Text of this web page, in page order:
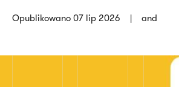
Opublikowano 07 lip 2026 and